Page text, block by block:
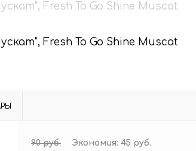
Fresh To Go Shine Muscat
Fresh To Go Shine Muscat
90 руб. Экономия: 45 руб.